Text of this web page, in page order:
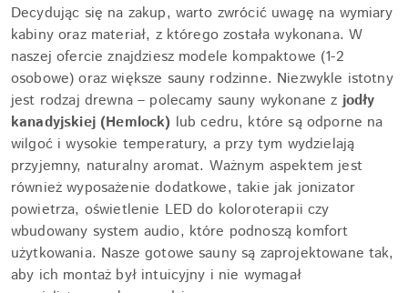
Decydując się na zakup, warto zwrócić uwagę na wymiary
kabiny oraz materiał, z którego została wykonana. W
naszej ofercie znajdziesz modele kompaktowe (1-2
osobowe) oraz większe sauny rodzinne. Niezwykle istotny
jest rodzaj drewna – polecamy sauny wykonane z jodły
kanadyjskiej (Hemlock) lub cedru, które są odporne na
wilgoć i wysokie temperatury, a przy tym wydzielają
przyjemny, naturalny aromat. Ważnym aspektem jest
również wyposażenie dodatkowe, takie jak jonizator
powietrza, oświetlenie LED do koloroterapii czy
wbudowany system audio, które podnoszą komfort
użytkowania. Nasze gotowe sauny są zaprojektowane tak,
aby ich montaż był intuicyjny i nie wymagał